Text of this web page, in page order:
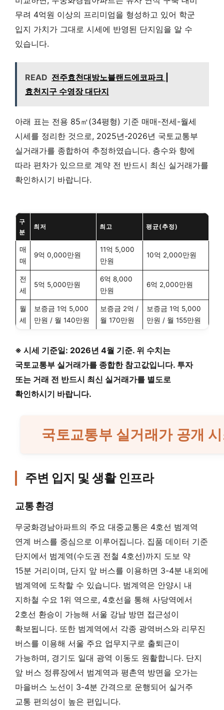
무려 4억원 이상의 프리미엄을 형성하고 있어 학군
입지 가치가 그대로 시세에 반영된 단지임을 알 수
있습니다.
READ 전주효천대방노블랜드에코파크 |
효천지구 수영장 대단지
아래 표는 전용 85㎡(34평형) 기준 매매-전세-월세
시세를 정리한 것으로, 2025년-2026년 국토교통부
실거래가를 종합하여 추정하였습니다. 층수와 향에
따라 편차가 있으므로 계약 전 반드시 최신 실거래가를
확인하시기 바랍니다.
구
분
최저 최고 평균(추정)
매
매
9억 0,000만원
11억 5,000
만원
10억 2,000만원
전
세
5억 5,000만원
6억 8,000
만원
6억 2,000만원
월
세
보증금 1억 5,000
만원 / 월 140만원
보증금 2억 /
월 170만원
보증금 1억 5,000
만원 / 월 155만원
※ 시세 기준일: 2026년 4월 기준. 위 수치는
국토교통부 실거래가를 종합한 참고값입니다. 투자
또는 거래 전 반드시 최신 실거래가를 별도로
확인하시기 바랍니다.
국토교통부 실거래가 공개
주변 입지 및 생활 인프라
교통 환경
무궁화경남아파트의 주요 대중교통은 4호선 범계역
연계 버스를 중심으로 이루어집니다. 집품 데이터 기준
단지에서 범계역(수도권 전철 4호선)까지 도보 약
15분 거리이며, 단지 앞 버스를 이용하면 3-4분 내외에
범계역에 도착할 수 있습니다. 범계역은 안양시 내
지하철 수요 1위 역으로, 4호선을 통해 사당역에서
2호선 환승이 가능해 서울 강남 방면 접근성이
확보됩니다. 또한 범계역에서 각종 광역버스와 리무진
버스를 이용해 서울 주요 업무지구로 출퇴근이
가능하며, 경기도 일대 광역 이동도 원활합니다. 단지
앞 버스 정류장에서 범계역과 평촌역 방면을 오가는
마을버스 노선이 3-4분 간격으로 운행되어 실거주
교통 편의성이 높은 편입니다.